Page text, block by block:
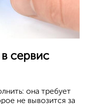
сервис
она требует
не вывозится за